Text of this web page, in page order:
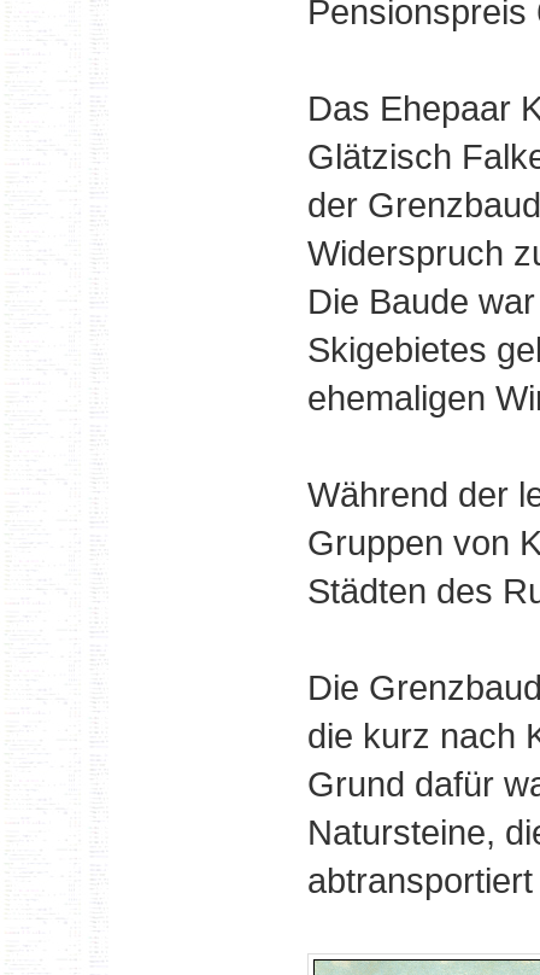
Pensionspreis
Das Ehepaar
Glätzisch
der
Widerspruch
Die Baude
Skigebietes
ehemaligen
Während der
Gruppen von
Städten des
Die
die kurz nach
Grund dafür
Natursteine,